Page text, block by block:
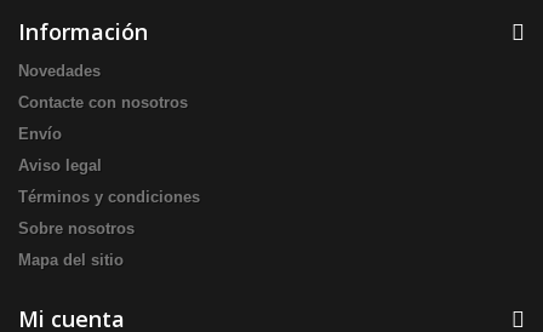
Información
Novedades
Contacte con nosotros
Envío
Aviso legal
Términos y condiciones
Sobre nosotros
Mapa del sitio
Mi cuenta